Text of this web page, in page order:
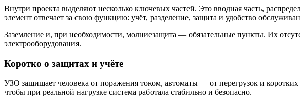
Внутри проекта выделяют несколько ключевых частей. Это вводная часть,
элемент отвечает за свою функцию: учёт, разделение, защита и удобство
Заземление и, при необходимости, молниезащита — обязательные пункты. Их
электрооборудования.
Коротко о защитах и учёте
УЗО защищает человека от поражения током, автоматы — от перегрузок и
чтобы при реальной нагрузке система работала стабильно и безопасно.